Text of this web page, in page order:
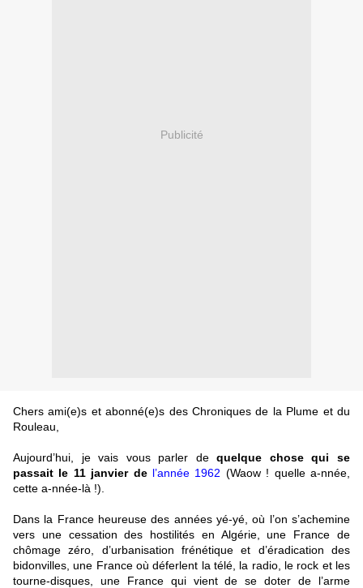
Publicité
Chers ami(e)s et abonné(e)s des Chroniques de la Plume et du
Rouleau,
Aujourd’hui, je vais vous parler dequelque chose qui se
passait le 11 janvier de l’année 1962 (Waow ! quelle a-nnée,
cette a-nnée-là !).
Dans la France heureuse des années yé-yé, où l’on s’achemine
vers une cessation des hostilités en Algérie, une France de
chômage zéro, d’urbanisation frénétique et d’éradication des
bidonvilles, une France où déferlent la télé, la radio, le rock et les
tourne-disques, une France qui vient de se doter de l’arme